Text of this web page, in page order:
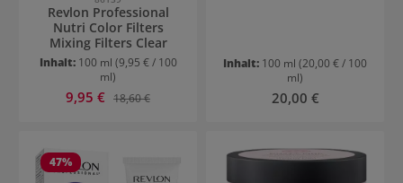
Revlon Professional
Nutri Color Filters
Mixing Filters Clear
Inhalt: 100 ml (9,95 € / 100
ml)
Verkaufspreis:
9,95 € Regulärer Preis:
18,60 €
Inhalt: 100 ml (20,00 € / 100
ml)
Regulärer Preis:
20,00 €
47%